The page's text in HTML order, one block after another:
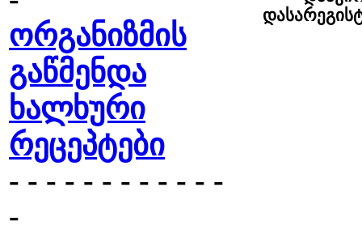
ორგანიზმის
გაწმენდა
ხალხური
რეცეპტები
- - - - - - - - - - - -
-